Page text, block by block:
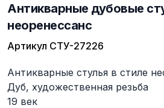
Антикварные дубовые
неоренессанс
Артикул СТУ-27226
Описание
Антикварные стулья в стиле
Дуб, художественная резьба
19 век